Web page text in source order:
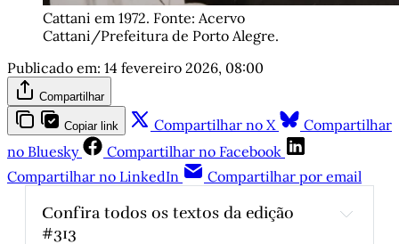
Cattani em 1972. Fonte: Acervo
Cattani/Prefeitura de Porto Alegre.
Publicado em: 14 fevereiro 2026, 08:00
Compartilhar
Copiar link Compartilhar no X
Compartilhar
no Bluesky
Compartilhar no Facebook
Compartilhar no LinkedIn
Compartilhar por email
Confira todos os textos da edição
#313